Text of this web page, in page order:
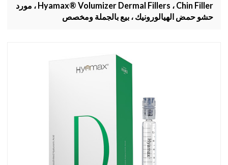
Hyamax® Volumizer Dermal Fillers ، Chin Filler ، مورد
حشو حمض الهيالورونيك ، بيع بالجملة ومخصص